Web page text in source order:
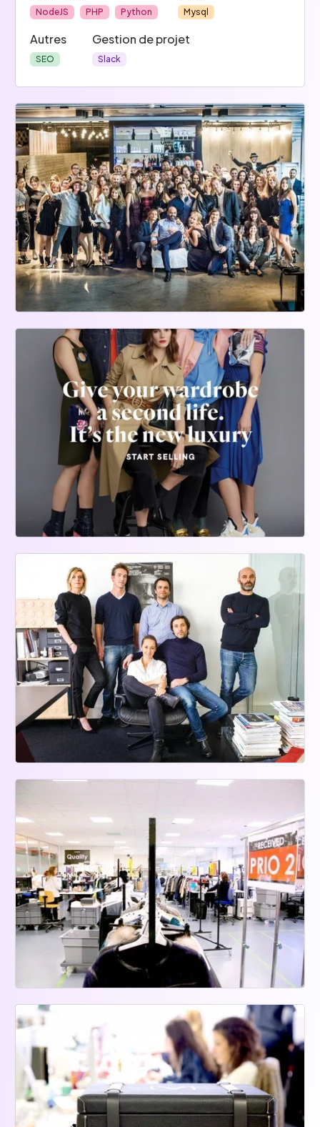
NodeJS PHP Python Mysql
Autres
SEO
Gestion de projet
Slack